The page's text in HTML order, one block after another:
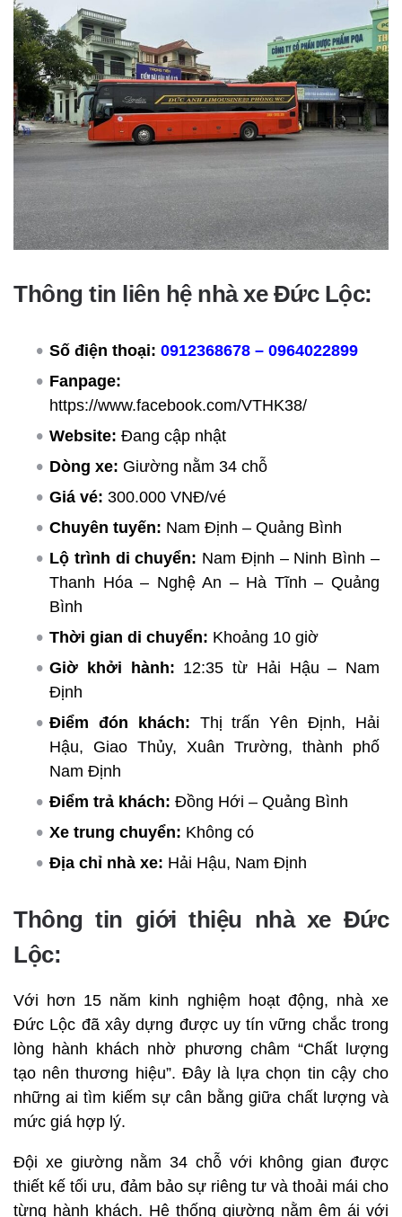
Thông tin liên hệ nhà xe Đức Lộc:
Số điện thoại: 0912368678 – 0964022899
Fanpage:
https://www.facebook.com/VTHK38/
Website: Đang cập nhật
Dòng xe: Giường nằm 34 chỗ
Giá vé: 300.000 VNĐ/vé
Chuyên tuyến: Nam Định – Quảng Bình
Lộ trình di chuyển: Nam Định – Ninh Bình –
Thanh Hóa – Nghệ An – Hà Tĩnh – Quảng
Bình
Thời gian di chuyển: Khoảng 10 giờ
Giờ khởi hành: 12:35 từ Hải Hậu – Nam
Định
Điểm đón khách: Thị trấn Yên Định, Hải
Hậu, Giao Thủy, Xuân Trường, thành phố
Nam Định
Điểm trả khách: Đồng Hới – Quảng Bình
Xe trung chuyển: Không có
Địa chỉ nhà xe: Hải Hậu, Nam Định
Thông tin giới thiệu nhà xe Đức
Lộc:
Với hơn 15 năm kinh nghiệm hoạt động, nhà xe
Đức Lộc đã xây dựng được uy tín vững chắc trong
lòng hành khách nhờ phương châm “Chất lượng
tạo nên thương hiệu”. Đây là lựa chọn tin cậy cho
những ai tìm kiếm sự cân bằng giữa chất lượng và
mức giá hợp lý.
Đội xe giường nằm 34 chỗ với không gian được
thiết kế tối ưu, đảm bảo sự riêng tư và thoải mái cho
từng hành khách. Hệ thống giường nằm êm ái với